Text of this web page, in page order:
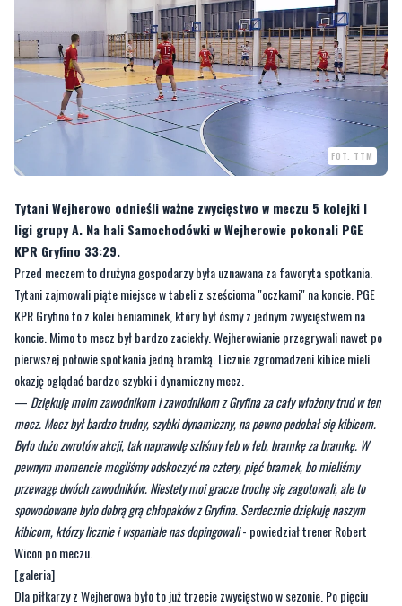
FOT. TTM
Tytani Wejherowo odnieśli ważne zwycięstwo w meczu 5 kolejki I
ligi grupy A. Na hali Samochodówki w Wejherowie pokonali PGE
KPR Gryfino 33:29.
Przed meczem to drużyna gospodarzy była uznawana za faworyta spotkania.
Tytani zajmowali piąte miejsce w tabeli z sześcioma "oczkami" na koncie. PGE
KPR Gryfino to z kolei beniaminek, który był ósmy z jednym zwycięstwem na
koncie. Mimo to mecz był bardzo zaciekły. Wejherowianie przegrywali nawet po
pierwszej połowie spotkania jedną bramką. Licznie zgromadzeni kibice mieli
okazję oglądać bardzo szybki i dynamiczny mecz.
— Dziękuję moim zawodnikom i zawodnikom z Gryfina za cały włożony trud w ten
mecz. Mecz był bardzo trudny, szybki dynamiczny, na pewno podobał się kibicom.
Było dużo zwrotów akcji, tak naprawdę szliśmy łeb w łeb, bramkę za bramkę. W
pewnym momencie mogliśmy odskoczyć na cztery, pięć bramek, bo mieliśmy
przewagę dwóch zawodników. Niestety moi gracze trochę się zagotowali, ale to
spowodowane było dobrą grą chłopaków z Gryfina. Serdecznie dziękuję naszym
kibicom, którzy licznie i wspaniale nas dopingowali- powiedział trener Robert
Wicon po meczu.
[galeria]
Dla piłkarzy z Wejherowa było to już trzecie zwycięstwo w sezonie. Po pięciu